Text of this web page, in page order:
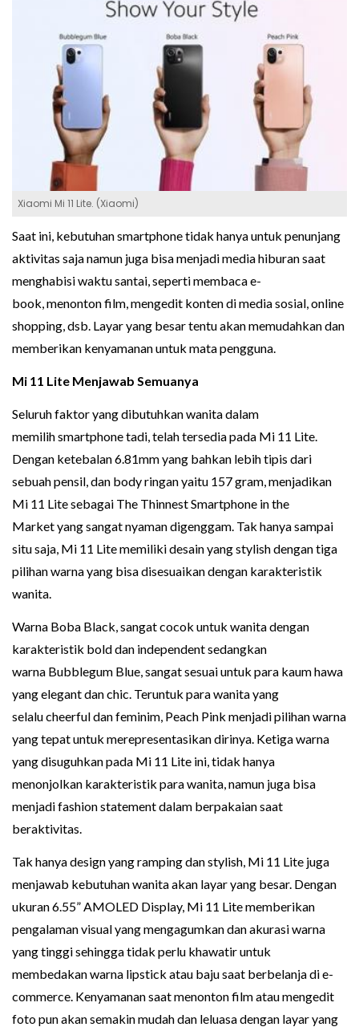
Xiaomi Mi 11 Lite. (Xiaomi)
Saat ini, kebutuhan smartphone tidak hanya untuk penunjang
aktivitas saja namun juga bisa menjadi media hiburan saat
menghabisi waktu santai, seperti membaca e-
book, menonton film, mengedit konten di media sosial, online
shopping, dsb. Layar yang besar tentu akan memudahkan dan
memberikan kenyamanan untuk mata pengguna.
Mi 11 Lite Menjawab Semuanya
Seluruh faktor yang dibutuhkan wanita dalam
memilih smartphone tadi, telah tersedia pada Mi 11 Lite.
Dengan ketebalan 6.81mm yang bahkan lebih tipis dari
sebuah pensil, dan body ringan yaitu 157 gram, menjadikan
Mi 11 Lite sebagai The Thinnest Smartphone in the
Market yang sangat nyaman digenggam. Tak hanya sampai
situ saja, Mi 11 Lite memiliki desain yang stylish dengan tiga
pilihan warna yang bisa disesuaikan dengan karakteristik
wanita.
Warna Boba Black, sangat cocok untuk wanita dengan
karakteristik bold dan independent sedangkan
warna Bubblegum Blue, sangat sesuai untuk para kaum hawa
yang elegant dan chic. Teruntuk para wanita yang
selalu cheerful dan feminim, Peach Pink menjadi pilihan warna
yang tepat untuk merepresentasikan dirinya. Ketiga warna
yang disuguhkan pada Mi 11 Lite ini, tidak hanya
menonjolkan karakteristik para wanita, namun juga bisa
menjadi fashion statement dalam berpakaian saat
beraktivitas.
Tak hanya design yang ramping dan stylish, Mi 11 Lite juga
menjawab kebutuhan wanita akan layar yang besar. Dengan
ukuran 6.55” AMOLED Display, Mi 11 Lite memberikan
pengalaman visual yang mengagumkan dan akurasi warna
yang tinggi sehingga tidak perlu khawatir untuk
membedakan warna lipstick atau baju saat berbelanja di e-
commerce. Kenyamanan saat menonton film atau mengedit
foto pun akan semakin mudah dan leluasa dengan layar yang